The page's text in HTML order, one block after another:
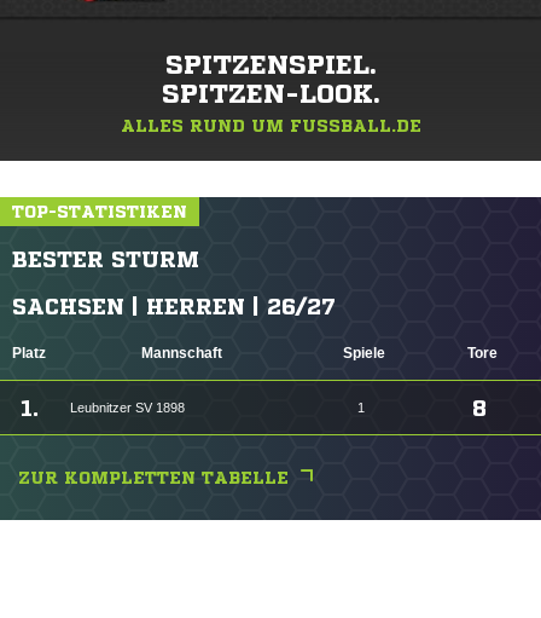
SPITZENSPIEL.
SPITZEN-LOOK.
ALLES RUND UM FUSSBALL.DE
TOP-STATISTIKEN
BESTER STURM
SACHSEN | HERREN | 26/27
Platz Mannschaft Spiele Tore
1. Leubnitzer SV 1898 1 8
ZUR KOMPLETTEN TABELLE